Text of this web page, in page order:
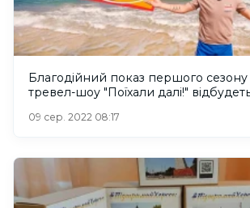
Благодійний показ першого сезону
тревел-шоу "Поїхали далі!"
09 сер. 2022 08:17